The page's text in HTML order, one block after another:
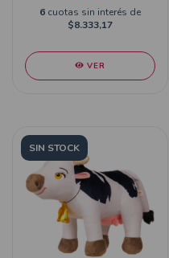
6 cuotas sin interés de
$8.333,17
VER
SIN STOCK